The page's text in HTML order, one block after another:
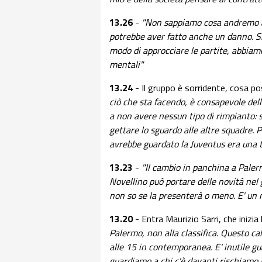
13.26 - "Non sappiamo cosa
potrebbe aver fatto anche un danno.
modo di approcciare le partite,
mentali"
13.24 - Il gruppo è sorridente, cosa
ciò che sta facendo, è consapevole
a non avere nessun tipo di
gettare lo sguardo alle altre squadre.
avrebbe guardato la Juventus era una
13.23 - "Il cambio in panchina a
Novellino può portare delle novità
non so se la presenterà o meno. E'
13.20- Entra Maurizio Sarri, che
Palermo, non alla classifica. Questo
alle 15 in contemporanea. E' inutile